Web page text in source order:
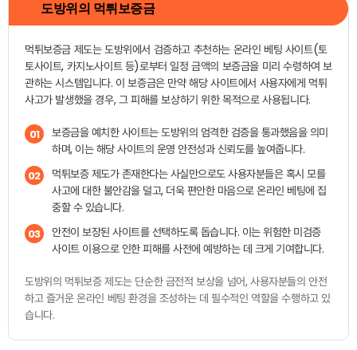
도방위의 먹튀보증금
먹튀보증금 제도는 도방위에서 검증하고 추천하는 온라인 베팅 사이트(토
토사이트, 카지노사이트 등)로부터 일정 금액의 보증금을 미리 수령하여 보
관하는 시스템입니다. 이 보증금은 만약 해당 사이트에서 사용자에게 먹튀
사고가 발생했을 경우, 그 피해를 보상하기 위한 목적으로 사용됩니다.
01
보증금을 예치한 사이트는 도방위의 엄격한 검증을 통과했음을 의미
하며, 이는 해당 사이트의 운영 안전성과 신뢰도를 높여줍니다.
02
먹튀보증 제도가 존재한다는 사실만으로도 사용자분들은 혹시 모를
사고에 대한 불안감을 덜고, 더욱 편안한 마음으로 온라인 베팅에 집
중할 수 있습니다.
03
안전이 보장된 사이트를 선택하도록 돕습니다. 이는 위험한 미검증
사이트 이용으로 인한 피해를 사전에 예방하는 데 크게 기여합니다.
도방위의 먹튀보증 제도는 단순한 금전적 보상을 넘어, 사용자분들의 안전
하고 즐거운 온라인 베팅 환경을 조성하는 데 필수적인 역할을 수행하고 있
습니다.